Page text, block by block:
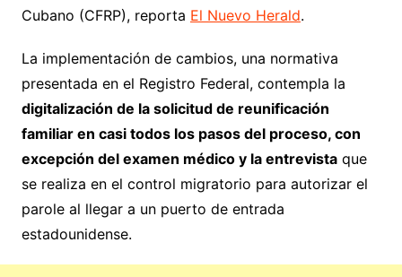
Cubano (CFRP), reporta El Nuevo Herald.
La implementación de cambios, una normativa
presentada en el Registro Federal, contempla la
digitalización de la solicitud de reunificación
familiar en casi todos los pasos del proceso, con
excepción del examen médico y la entrevistaque
se realiza en el control migratorio para autorizar el
parole al llegar a un puerto de entrada
estadounidense.